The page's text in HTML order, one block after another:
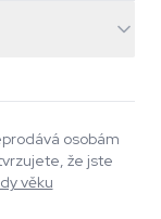
osobám
že jste
věku